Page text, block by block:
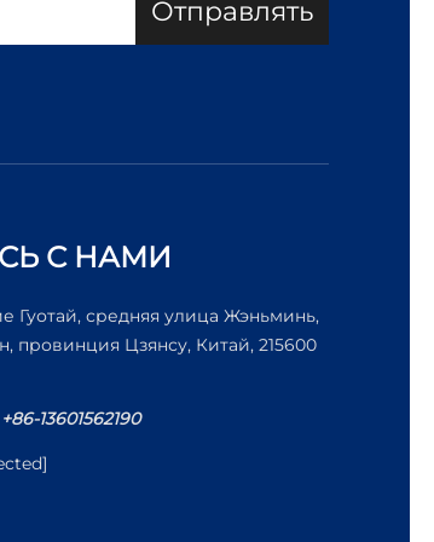
Отправлять
С НАМИ
Гуотай, средняя улица Жэньминь,
провинция Цзянсу, Китай, 215600
+86-13601562190